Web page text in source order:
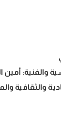
والفنية: أمين
والثقافية